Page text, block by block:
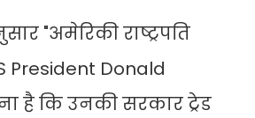
"अमेरिकी राष्ट्रपति
President Donald
है कि उनकी सरकार ट्रेड